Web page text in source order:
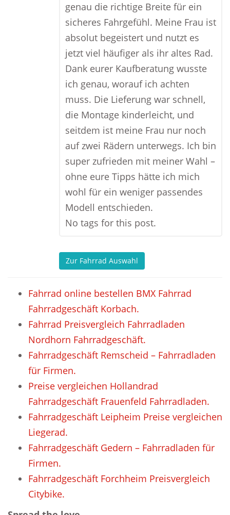
genau die richtige Breite für ein
sicheres Fahrgefühl. Meine Frau ist
absolut begeistert und nutzt es
jetzt viel häufiger als ihr altes Rad.
Dank eurer Kaufberatung wusste
ich genau, worauf ich achten
muss. Die Lieferung war schnell,
die Montage kinderleicht, und
seitdem ist meine Frau nur noch
auf zwei Rädern unterwegs. Ich bin
super zufrieden mit meiner Wahl –
ohne eure Tipps hätte ich mich
wohl für ein weniger passendes
Modell entschieden.
No tags for this post.
Zur Fahrrad Auswahl
Fahrrad online bestellen BMX Fahrrad
Fahrradgeschäft Korbach.
Fahrrad Preisvergleich Fahrradladen
Nordhorn Fahrradgeschäft.
Fahrradgeschäft Remscheid – Fahrradladen
für Firmen.
Preise vergleichen Hollandrad
Fahrradgeschäft Frauenfeld Fahrradladen.
Fahrradgeschäft Leipheim Preise vergleichen
Liegerad.
Fahrradgeschäft Gedern – Fahrradladen für
Firmen.
Fahrradgeschäft Forchheim Preisvergleich
Citybike.